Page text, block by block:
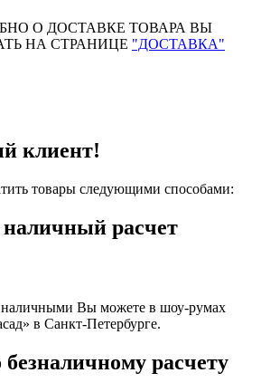
О ДОСТАВКЕ ТОВАРА ВЫ
НА СТРАНИЦЕ "ДОСТАВКА"
клиент!
товары следующими способами:
наличный расчет
наличными Вы можете в шоу-румах
в Санкт-Петербурге.
расчету